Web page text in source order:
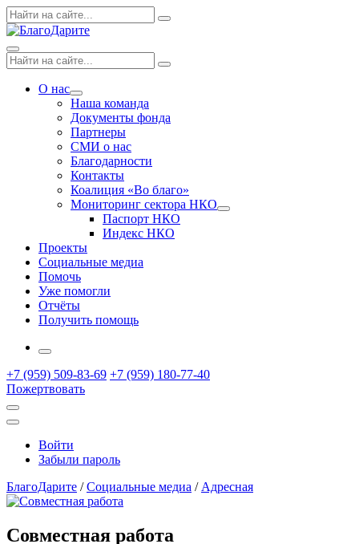
Skip
to
Поиск
по:
Search
Menu
Поиск
по:
Search
О нас
Expand
dropdown
Наша команда
Документы фонда
Партнеры
СМИ о нас
Благодарности
Контакты
Коалиция «Во благо»
Мониторинг сектора НКО
Expand
Паспорт НКО
Индекс НКО
Проекты
Социальные медиа
Помочь
Уже помогли
Отчёты
Получить помощь
More
+7 (959) 509-83-69 +7 (959) 180-77-40
Пожертвовать
Открыть
поиск
Профиль
Войти
Забыли пароль
БлагоДарите /Социальные медиа / Адресная
Совместная работа